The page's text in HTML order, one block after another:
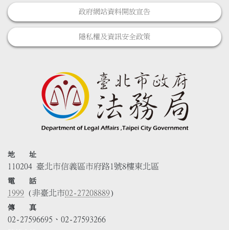
政府網站資料開放宣告
隱私權及資訊安全政策
地 址
110204 臺北市信義區市府路1號8樓東北區
電 話
1999 (非臺北市02-27208889)
傳 真
02-27596695、02-27593266